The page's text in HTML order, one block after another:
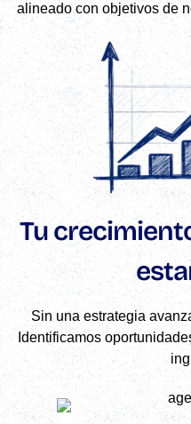
alineado con objetivos de
Tu
Sin una estrategia
Identificamos